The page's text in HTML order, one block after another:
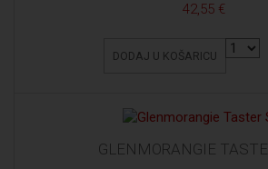
42,55 €
DODAJ U KOŠARICU
GLENMORANGIE